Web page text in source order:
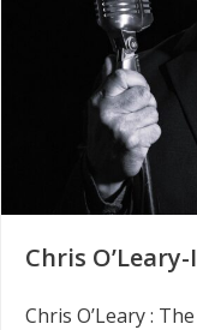
Chris
Chris O’Leary :